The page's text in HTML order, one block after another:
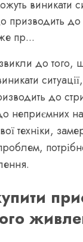
виникати
до
пр...
звикли до
до
неприємних
техніки,